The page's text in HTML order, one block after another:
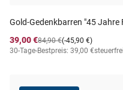
Gold-Gedenkbarren "45 Jahre
39,00 €
(-45,90 €)
84,90 €
30-Tage-Bestpreis: 39,00 €steuerfrei